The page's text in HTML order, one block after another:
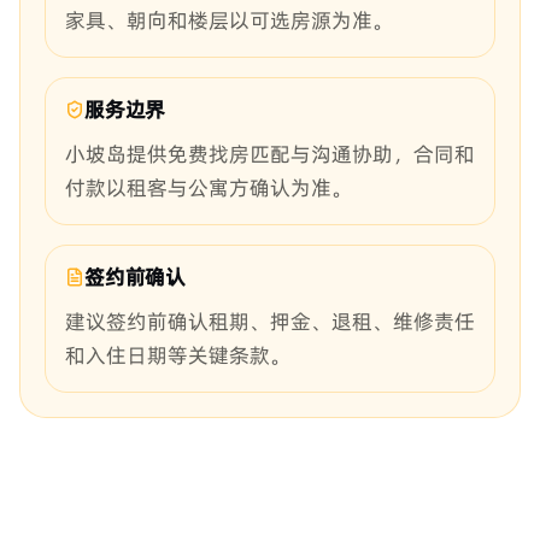
家具、朝向和楼层以可选房源为准。
服务边界
小坡岛提供免费找房匹配与沟通协助，合同和
付款以租客与公寓方确认为准。
签约前确认
建议签约前确认租期、押金、退租、维修责任
和入住日期等关键条款。